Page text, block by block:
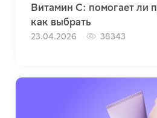
Витамин C: помогает ли
как выбрать
23.04.2026 38343